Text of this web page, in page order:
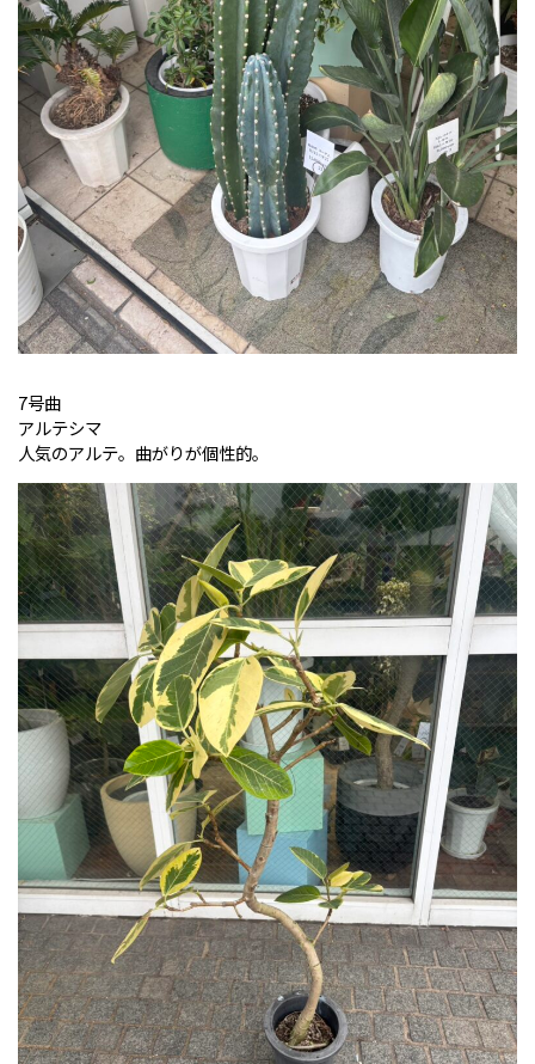
7号曲
アルテシマ
人気のアルテ。曲がりが個性的。